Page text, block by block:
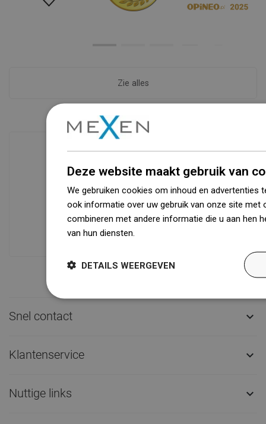
Zie alles
Beschikbaarheid van goederen
Een modern logistiek centrum met een
oppervlakte van 31.000 m² met meer
dan 68.000 palletplaatsen biedt meer
dan 1500.000 beschikbare producten!
Snel contact 
Klantenservice 
Nuttige links 
Deze website maakt gebruik van
We gebruiken cookies om inhoud en advertenties
ook informatie over uw gebruik van onze site met
combineren met andere informatie die u aan hen
van hun diensten.
DETAILS WEERGEVEN